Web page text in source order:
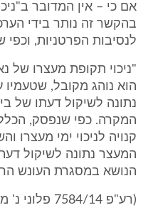
אם כי – אין המדובר
בהקשר זה נותר בידי
לנסיבות הפרטניות, וכפי
"ניכוי תקופת מעצרו
הוא נוהג מקובל, שטעמיו
נתונה לשיקול דעתו של
המקרה. כפי שנפסק, הכלל
קנויה לניכוי ימי מעצרו
המעצר נתונה לשיקול
הנושא במסגרת העונש